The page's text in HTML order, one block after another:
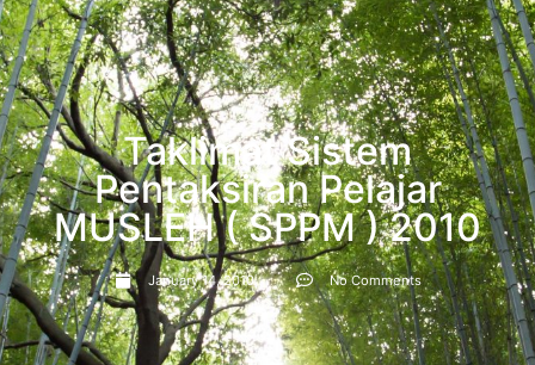
Taklimat Sistem
Pentaksiran Pelajar
MUSLEH ( SPPM ) 2010
January 14, 2010 No Comments